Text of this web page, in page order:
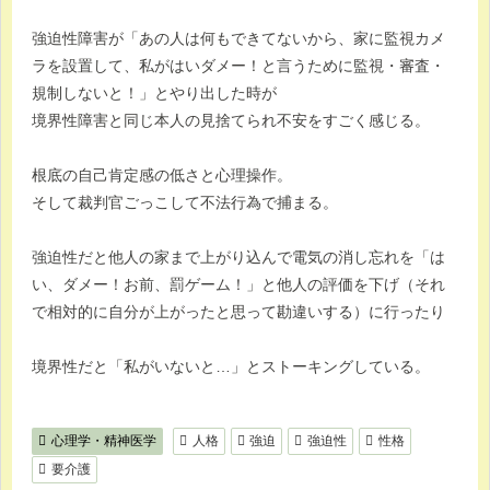
強迫性障害が「あの人は何もできてないから、家に監視カメ
ラを設置して、私がはいダメー！と言うために監視・審査・
規制しないと！」とやり出した時が
境界性障害と同じ本人の見捨てられ不安をすごく感じる。
根底の自己肯定感の低さと心理操作。
そして裁判官ごっこして不法行為で捕まる。
強迫性だと他人の家まで上がり込んで電気の消し忘れを「は
い、ダメー！お前、罰ゲーム！」と他人の評価を下げ（それ
で相対的に自分が上がったと思って勘違いする）に行ったり
境界性だと「私がいないと…」とストーキングしている。
心理学・精神医学 人格 強迫 強迫性
性格
要介護